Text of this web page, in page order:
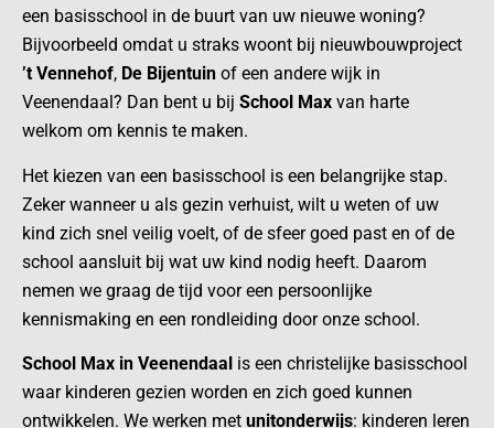
een basisschool in de buurt van uw nieuwe woning?
Bijvoorbeeld omdat u straks woont bij nieuwbouwproject
’t Vennehof, De Bijentuin of een andere wijk in
Veenendaal? Dan bent u bij School Max van harte
welkom om kennis te maken.
Het kiezen van een basisschool is een belangrijke stap.
Zeker wanneer u als gezin verhuist, wilt u weten of uw
kind zich snel veilig voelt, of de sfeer goed past en of de
school aansluit bij wat uw kind nodig heeft. Daarom
nemen we graag de tijd voor een persoonlijke
kennismaking en een rondleiding door onze school.
School Max in Veenendaal is een christelijke basisschool
waar kinderen gezien worden en zich goed kunnen
ontwikkelen. We werken met unitonderwijs: kinderen leren